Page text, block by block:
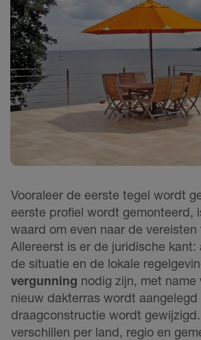
Vooraleer de eerste tegel wordt
eerste profiel wordt gemonteerd,
waard om even naar de vereisten
Allereerst is er de juridische kant:
de situatie en de lokale
vergunning nodig zijn, met name
nieuw dakterras wordt
draagconstructie wordt
verschillen per land, regio en